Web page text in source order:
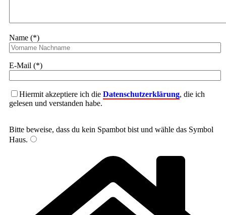
Name (*)
E-Mail (*)
Hiermit akzeptiere ich die Datenschutzerklärung, die ich
gelesen und verstanden habe.
Bitte beweise, dass du kein Spambot bist und wähle das Symbol
Haus.